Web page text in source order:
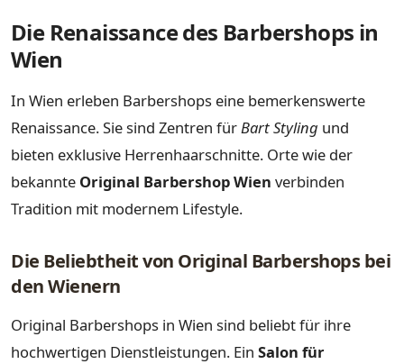
Die Renaissance des Barbershops in
Wien
In Wien erleben Barbershops eine bemerkenswerte
Renaissance. Sie sind Zentren fürBart Styling und
bieten exklusive Herrenhaarschnitte. Orte wie der
bekannte Original Barbershop Wien verbinden
Tradition mit modernem Lifestyle.
Die Beliebtheit von Original Barbershops bei
den Wienern
Original Barbershops in Wien sind beliebt für ihre
hochwertigen Dienstleistungen. Ein Salon für